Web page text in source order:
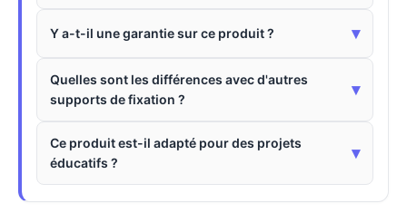
Y a-t-il une garantie sur ce produit ? ▾
Quelles sont les différences avec d'autres
supports de fixation ?
▾
Ce produit est-il adapté pour des projets
éducatifs ?
▾